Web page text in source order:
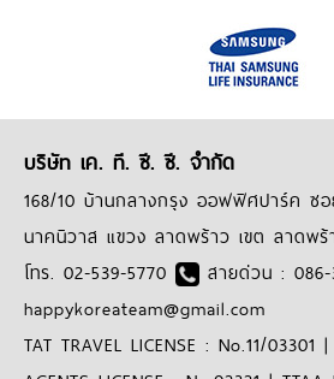
บริษัท เค. ที. ซี. ซี. จำกัด
168/10 บ้านกลางกรุง ออฟฟิศปาร์ค ซ
นาคนิวาส แขวง ลาดพร้าว เขต ลาดพ
โทร. 02-539-5770
สายด่วน : 086-
happykoreateam@gmail.com
TAT TRAVEL LICENSE : No.11/03301